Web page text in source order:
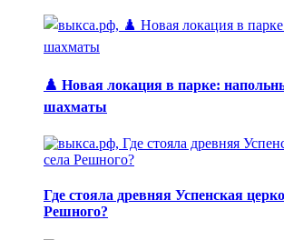
♟️ Новая локация в парке:
шахматы
Где стояла древняя Успенская
Решного?